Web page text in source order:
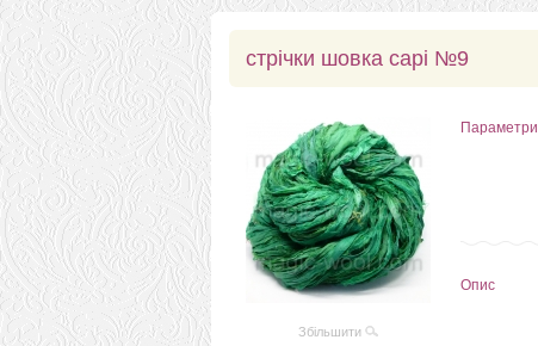
стрічки шовка сарі №9
Збільшити
Параметри
Опис